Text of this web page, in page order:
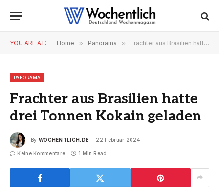
YOU ARE AT: Home » Panorama » Frachter aus Brasilien hatte drei Tonnen Kokain geladen
PANORAMA
Frachter aus Brasilien hatte
drei Tonnen Kokain geladen
By WOCHENTLICH.DE 22 Februar 2024
Keine Kommentare 1 Min Read